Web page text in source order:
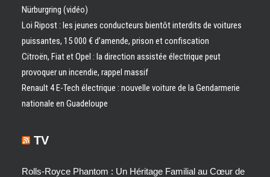
Nürburgring (vidéo)
Loi Ripost : les jeunes conducteurs bientôt interdits de voitures
puissantes, 15 000 € d’amende, prison et confiscation
Citroën, Fiat et Opel : la direction assistée électrique peut
provoquer un incendie, rappel massif
Renault 4 E-Tech électrique : nouvelle voiture de la Gendarmerie
nationale en Guadeloupe
TV
Rolls-Royce Phantom : Un Héritage Familial au Cœur de